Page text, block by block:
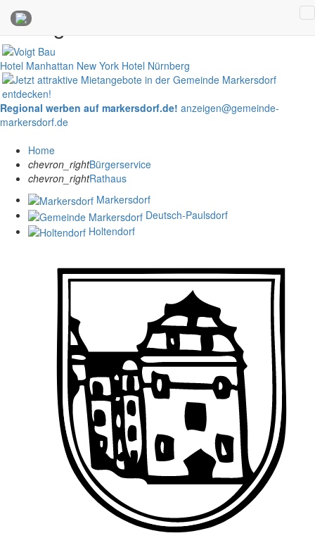
Anzeigen
Hotel Manhattan New York Hotel Nürnberg
Regional werben auf markersdorf.de! anzeigen@gemeinde-
markersdorf.de
Home
chevron_rightBürgerservice
chevron_rightRathaus
Markersdorf
Deutsch-Paulsdorf
Holtendorf